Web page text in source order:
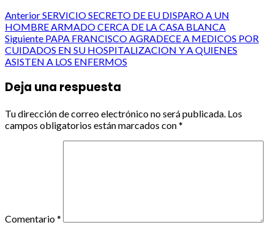
Post
navigation
AnteriorSERVICIO SECRETO DE EU DISPARO A UN
HOMBRE ARMADO CERCA DE LA CASA BLANCA
Siguiente PAPA FRANCISCO AGRADECE A MEDICOS POR
CUIDADOS EN SU HOSPITALIZACION Y A QUIENES
ASISTEN A LOS ENFERMOS
Deja una respuesta
Tu dirección de correo electrónico no será publicada. Los
campos obligatorios están marcados con*
Comentario*